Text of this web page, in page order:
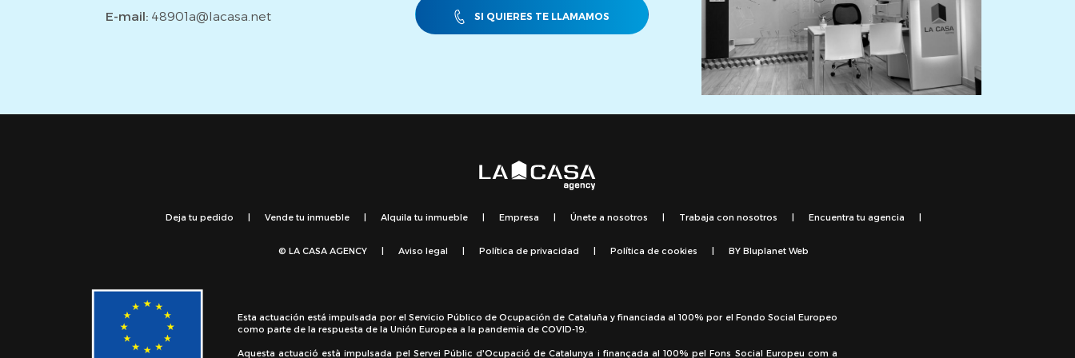
E-mail: 48901a@lacasa.net SI QUIERES TE LLAMAMOS
Deja tu pedido | Vende tu inmueble | Alquila tu inmueble | Empresa | Únete a nosotros | Trabaja con nosotros | Encuentra tu agencia |
© LA CASA AGENCY | Aviso legal | Política de privacidad | Política de cookies | BY Bluplanet Web
Esta actuación está impulsada por el Servicio Público de Ocupación de Cataluña y financiada al 100% por el Fondo Social Europeo
como parte de la respuesta de la Unión Europea a la pandemia de COVID-19.
Aquesta actuació està impulsada pel Servei Públic d'Ocupació de Catalunya i finançada al 100% pel Fons Social Europeu com a